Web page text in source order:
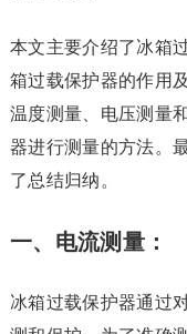
本文主要介绍了冰箱
箱过载保护器的作用
温度测量、电压测量
器进行测量的方法。
了总结归纳。
一、电流测量：
冰箱过载保护器通过